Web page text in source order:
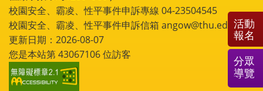
校園安全、霸凌、性平事件申訴專線 04-23504545
校園安全、霸凌、性平事件申訴信箱 angow@thu.edu.tw
更新日期：2026-08-07
您是本站第43067106位訪客
活動
報名
分眾
導覽